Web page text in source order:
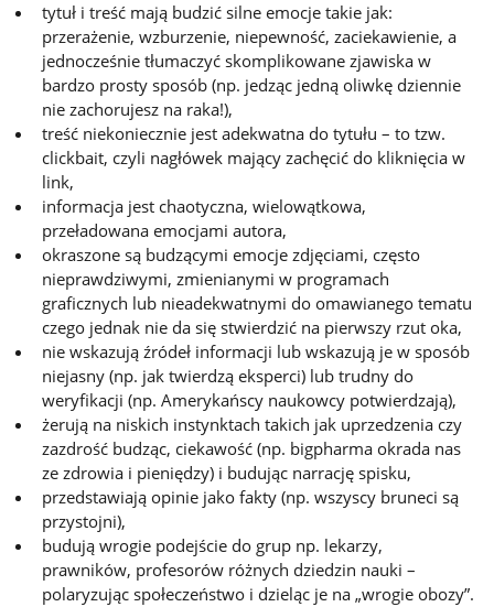
tytuł i treść mają budzić silne emocje takie jak:
przerażenie, wzburzenie, niepewność, zaciekawienie, a
jednocześnie tłumaczyć skomplikowane zjawiska w
bardzo prosty sposób (np. jedząc jedną oliwkę dziennie
nie zachorujesz na raka!),
treść niekoniecznie jest adekwatna do tytułu – to tzw.
clickbait, czyli nagłówek mający zachęcić do kliknięcia w
link,
informacja jest chaotyczna, wielowątkowa,
przeładowana emocjami autora,
okraszone są budzącymi emocje zdjęciami, często
nieprawdziwymi, zmienianymi w programach
graficznych lub nieadekwatnymi do omawianego tematu
czego jednak nie da się stwierdzić na pierwszy rzut oka,
nie wskazują źródeł informacji lub wskazują je w sposób
niejasny (np. jak twierdzą eksperci) lub trudny do
weryfikacji (np. Amerykańscy naukowcy potwierdzają),
żerują na niskich instynktach takich jak uprzedzenia czy
zazdrość budząc, ciekawość (np. bigpharma okrada nas
ze zdrowia i pieniędzy) i budując narrację spisku,
przedstawiają opinie jako fakty (np. wszyscy bruneci są
przystojni),
budują wrogie podejście do grup np. lekarzy,
prawników, profesorów różnych dziedzin nauki –
polaryzując społeczeństwo i dzieląc je na „wrogie obozy”.